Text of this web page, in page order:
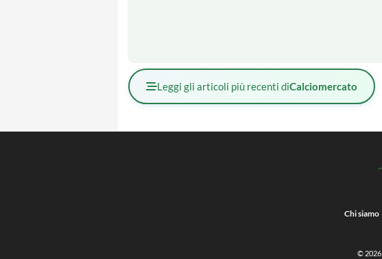
Leggi gli articoli più recenti diCalciomercato
Chi siamo
© 2026